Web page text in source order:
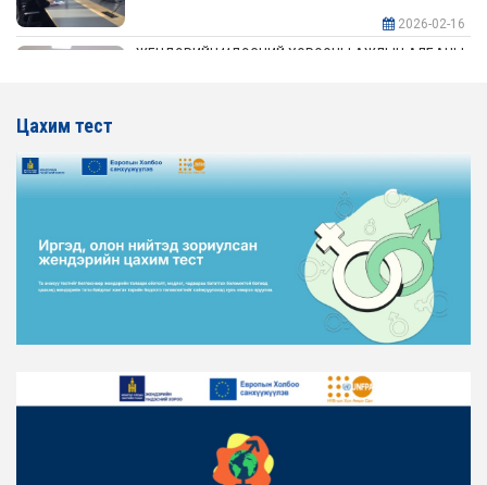
2026-02-16
ЖЕНДЭРИЙН ҮНДЭСНИЙ ХОРООНЫ АЖЛЫН АЛБАНЫ
ЖЕНДЭРИЙН ҮНДЭСНИЙ ХОРООНЫ АЖЛЫН АЛБАНЫ
ТӨЛӨӨЛӨЛ ХОТ БАЙГУУЛАЛТ, БАРИЛГА, ОРОН
СУУЦЖУУЛАЛТЫН ЯАМАНД АЖИЛЛАВ
2026-02-16
ЖЕНДЭРИЙН ЭРХ ТЭГШ БАЙДЛЫГ ХАНГАХ ҮЙЛ
АЖИЛЛАГААГ ЭРЧИМЖҮҮЛЭХ САРЫН ХУВААРЬТАЙ
2026-02-16
ТӨЛӨӨЛӨЛ ЗАМ ТЭЭВРИЙН ЯАМАНД АЖИЛЛАВ
ЖЕНДЭРИЙН ҮНДЭСНИЙ ХОРООНЫ АЖЛЫН АЛБАНЫ
Цахим тест